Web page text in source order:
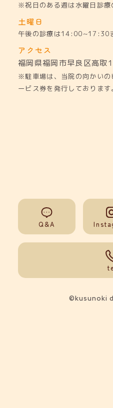
※祝日のある週は水曜日診療
土曜日
午後の診療は14:00~17:30
アクセス
福岡県福岡市早良区高
※駐車場は、当院の向かいの
ービス券を発行しております
Q&A
©kusunoki